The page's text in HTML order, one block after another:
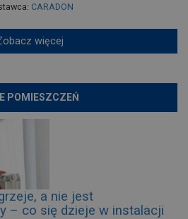
CARADON
więcej
POMIESZCZEŃ
a nie jest
– co się dzieje w instalacji